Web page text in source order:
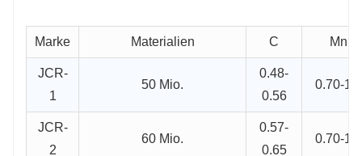
Marke Materialien C Mn
JCR-
1
50 Mio.
0.48-
0.56
0.70-1.0
JCR-
2
60 Mio.
0.57-
0.65
0.70-1.0